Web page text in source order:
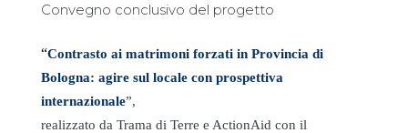
Convegno conclusivo del progetto
“Contrasto ai matrimoni forzati in Provincia di
Bologna: agire sul locale con prospettiva
internazionale”,
realizzato da Trama di Terre e ActionAid con il